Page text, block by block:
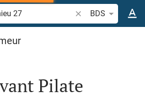
Recherche d'un
BDS
Pilate